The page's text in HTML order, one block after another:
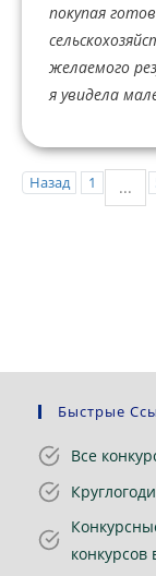
покупая
желаемого
я увидела
Назад 1 ...
Быстрые
Все
конкурсов